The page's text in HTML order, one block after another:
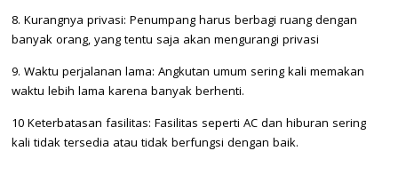
8. Kurangnya privasi: Penumpang harus berbagi ruang dengan
banyak orang, yang tentu saja akan mengurangi privasi
9. Waktu perjalanan lama: Angkutan umum sering kali memakan
waktu lebih lama karena banyak berhenti.
10 Keterbatasan fasilitas: Fasilitas seperti AC dan hiburan sering
kali tidak tersedia atau tidak berfungsi dengan baik.